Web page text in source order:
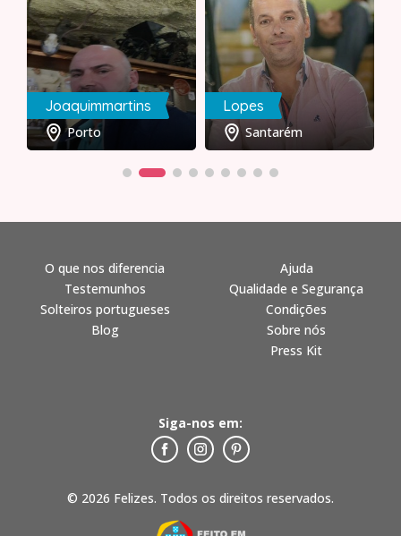
Joaquimmartins
Porto
Lopes
Santarém
© 2026 Felizes. Todos os direitos reservados.
O que nos diferencia
Testemunhos
Solteiros portugueses
Blog
Ajuda
Qualidade e Segurança
Condições
Sobre nós
Press Kit
Siga-nos em: